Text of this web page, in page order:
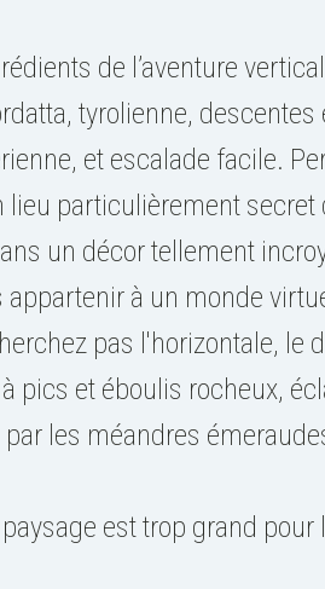
de l’aventure
tyrolienne, descentes
et escalade facile.
lieu particulièrement secret
un décor tellement
à un monde
pas l'horizontale, le
pics et éboulis rocheux,
les méandres
est trop grand pour